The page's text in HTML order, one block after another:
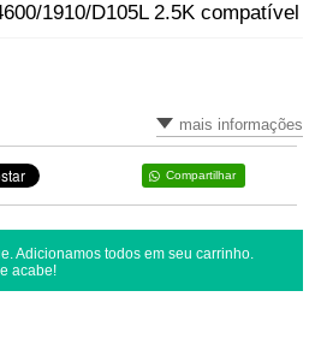
1910/D105L 2.5K compatível
mais informações
Compartilhar
Adicionamos todos em seu carrinho.
acabe!